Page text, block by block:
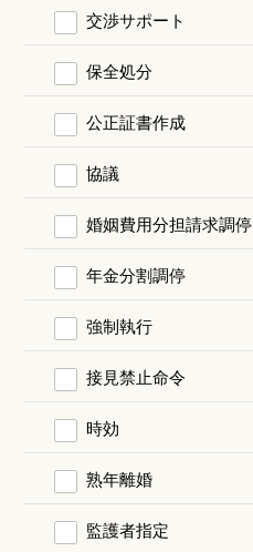
交渉サポート
保全処分
公正証書作成
協議
婚姻費用分担請求調停
年金分割調停
強制執行
接見禁止命令
時効
熟年離婚
監護者指定